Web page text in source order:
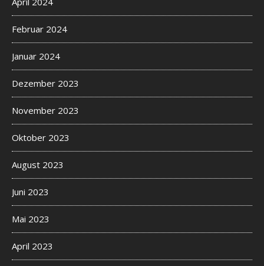
Februar 2024
Januar 2024
Dezember 2023
November 2023
Oktober 2023
August 2023
Juni 2023
Mai 2023
April 2023